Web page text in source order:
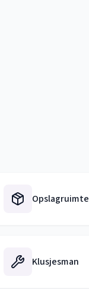
Opslagruimte
Klusjesman